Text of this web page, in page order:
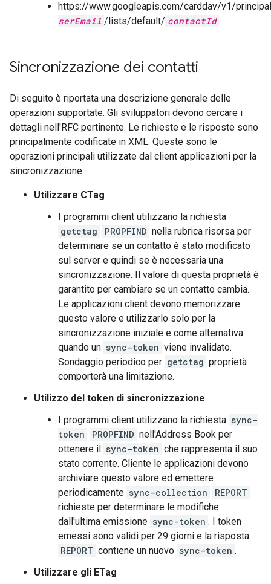
https://www.googleapis.com/carddav/v1/
serEmail /lists/default/ contactId
Sincronizzazione dei contatti
Di seguito è riportata una descrizione generale delle
operazioni supportate. Gli sviluppatori devono cercare i
dettagli nell'RFC pertinente. Le richieste e le risposte sono
principalmente codificate in XML. Queste sono le
operazioni principali utilizzate dal client applicazioni per la
sincronizzazione:
Utilizzare CTag
I programmi client utilizzano la richiesta
getctag
PROPFIND nella rubrica risorsa per
determinare se un contatto è stato modificato
sul server e quindi se è necessaria una
sincronizzazione. Il valore di questa proprietà è
garantito per cambiare se un contatto cambia.
Le applicazioni client devono memorizzare
questo valore e utilizzarlo solo per la
sincronizzazione iniziale e come alternativa
quando un sync-token viene invalidato.
Sondaggio periodico per getctag proprietà
comporterà una limitazione.
Utilizzo del token di sincronizzazione
I programmi client utilizzano la richiesta sync-
token
PROPFIND nell'Address Book per
ottenere il sync-token che rappresenta il suo
stato corrente. Cliente le applicazioni devono
archiviare questo valore ed emettere
periodicamente sync-collection
REPORT
richieste per determinare le modifiche
dall'ultima emissione sync-token . I token
emessi sono validi per 29 giorni e la risposta
REPORT contiene un nuovo sync-token .
Utilizzare gli ETag